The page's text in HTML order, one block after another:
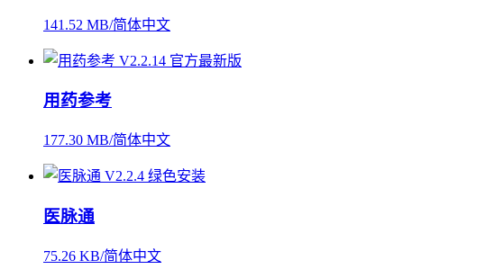
141.52 MB/简体中文
用药参考
177.30 MB/简体中文
医脉通
75.26 KB/简体中文